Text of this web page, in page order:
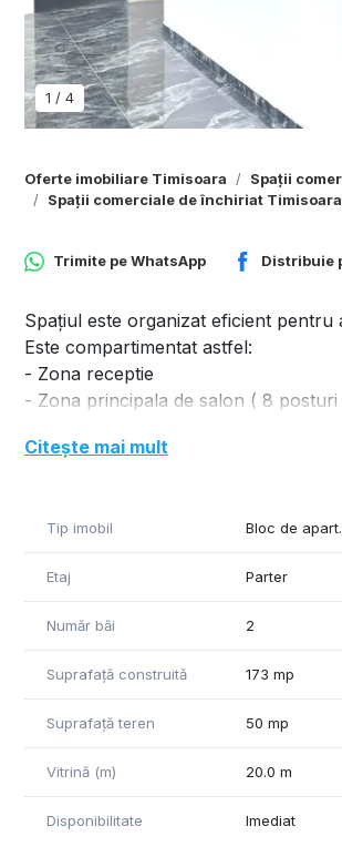
1 / 4
Oferte imobiliare Timisoara
Spații
Spații comerciale de închiriat
Trimite peWhatsApp Distribuie
Spațiul este organizat eficient
Este compartimentat astfel:
- Zona receptie
- Zona principala de salon ( 8
- Camera sterilizare
Spațiul este amplasat intr-o zona
Citește mai mult
Tip imobil Bloc de apart.
Etaj Parter
Număr băi 2
Suprafață construită 173 mp
Suprafață teren 50 mp
Vitrină (m) 20.0 m
Disponibilitate Imediat